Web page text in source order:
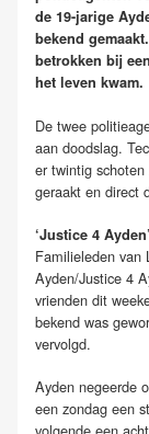
de 19-jarige
bekend
betrokken bij
het leven kwam.
De twee
aan doodslag.
er twintig
geraakt en direct
‘Justice 4 Ayden’
Familieleden van
Ayden/Justice 4
vrienden dit
bekend was
vervolgd.
Ayden negeerde
een zondag een